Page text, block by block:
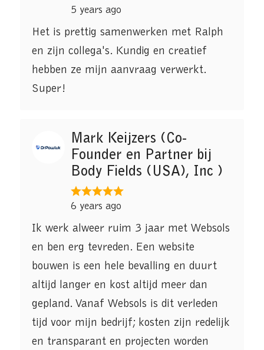
5 years ago
Het is prettig samenwerken met Ralph
en zijn collega's. Kundig en creatief
hebben ze mijn aanvraag verwerkt.
Super!
Mark Keijzers (Co-
Founder en Partner bij
Body Fields (USA), Inc )
6 years ago
Ik werk alweer ruim 3 jaar met Websols
en ben erg tevreden. Een website
bouwen is een hele bevalling en duurt
altijd langer en kost altijd meer dan
gepland. Vanaf Websols is dit verleden
tijd voor mijn bedrijf; kosten zijn redelijk
en transparant en projecten worden